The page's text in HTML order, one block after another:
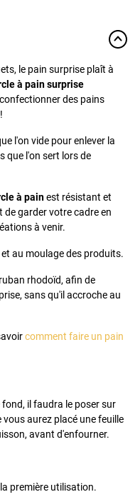
le pain surprise plaît à
à pain surprise
des pains
l'on vide pour enlever la
que l'on sert lors de
à painest résistant et
de garder votre cadre en
à venir.
au moulage des produits.
rhodoïd, afin de
sans qu'il accroche au
comment faire un pain
il faudra le poser sur
aurez placé une feuille
avant d'enfourner.
première utilisation.